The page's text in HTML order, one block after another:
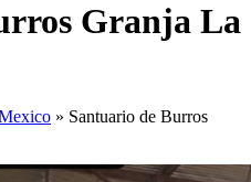
Granja La
» Santuario de Burros